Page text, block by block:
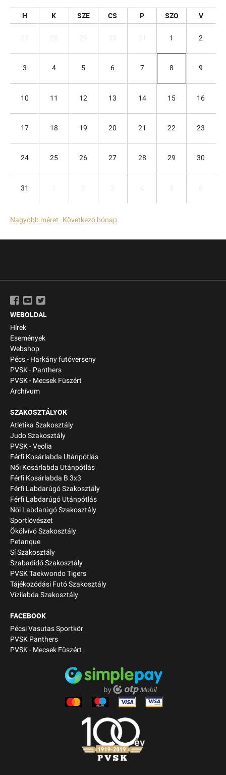
H K SZE CS P SZO V
1 2
3 4 5 6 7 8 9
10 11 12 13 14 15 16
17 18 19 20 21 22 23
24 25 26 27 28 29 30
31
Nagyobb méret Következő hónap
WEBOLDAL
Hírek
Események
Webshop
Pécs - Harkány futóverseny
PVSK - Panthers
PVSK - Mecsek Füszért
Archívum
SZAKOSZTÁLYOK
Atlétika Szakosztály
Judo Szakosztály
PVSK - Veolia
Férfi Kosárlabda Utánpótlás
Női Kosárlabda Utánpótlás
Férfi Kosárlabda B 3x3
Férfi Labdarúgó Szakosztály
Férfi Labdarúgó Utánpótlás
Női Labdarúgó Szakosztály
Sportlövészet
Ökölvívó Szakosztály
Petanque
Sí Szakosztály
Szabadidő Szakosztály
PVSK Taekwondo Tigers
Tájékozódási Futó Szakosztály
Vízilabda Szakosztály
FACEBOOK
Pécsi Vasutas Sportkör
PVSK Panthers
PVSK - Mecsek Füszért